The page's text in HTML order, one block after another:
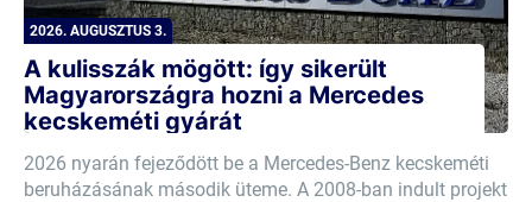
2026. AUGUSZTUS 3.
A kulisszák mögött: így sikerült
Magyarországra hozni a Mercedes
kecskeméti gyárát
2026 nyarán fejeződött be a Mercedes-Benz kecskeméti
beruházásának második üteme. A 2008-ban indult projekt